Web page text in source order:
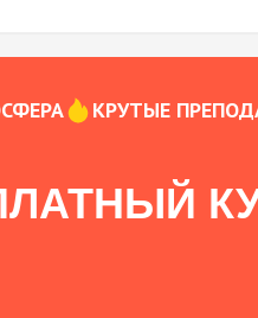
КРУТЫЕ